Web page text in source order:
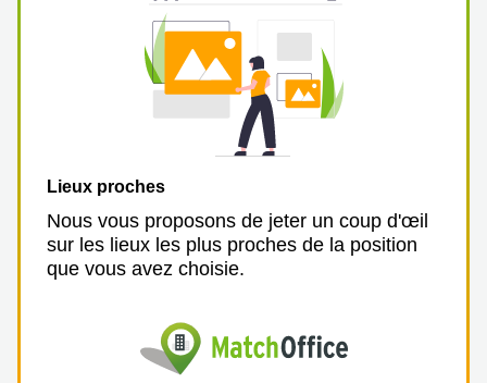
Lieux proches
Nous vous proposons de jeter un coup d'œil
sur les lieux les plus proches de la position
que vous avez choisie.